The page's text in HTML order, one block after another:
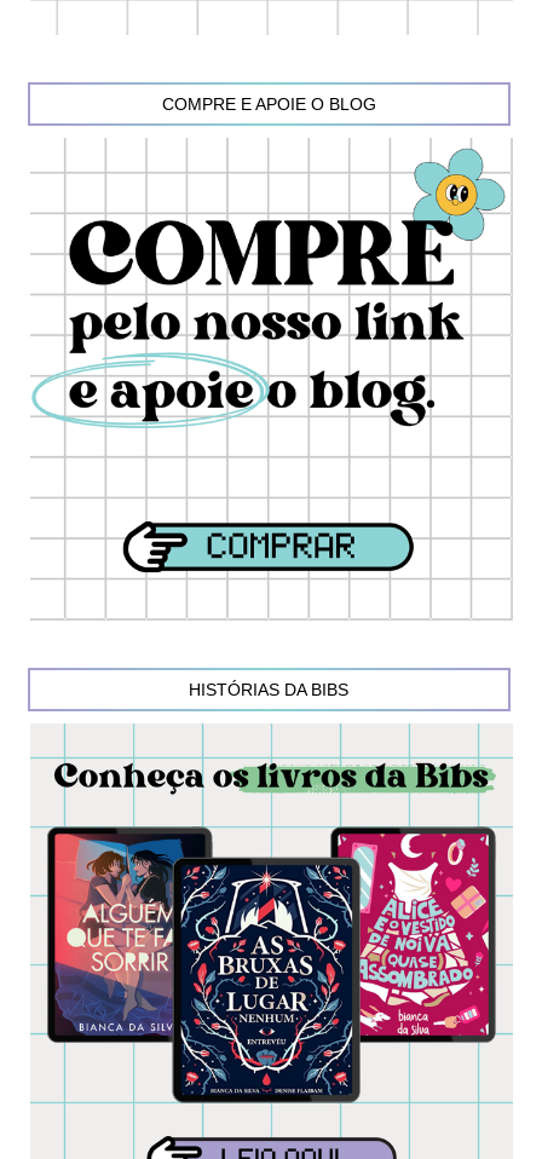
COMPRE E APOIE O BLOG
HISTÓRIAS DA BIBS